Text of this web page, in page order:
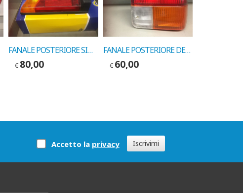
FANALE POSTERIORE SINISTRO ALFA SPRINT RESTYLING COD. MARELLI LPS488
€ 80,00
FANALE POSTERIORE DESTRO ALFASUD PRIMA SERIE COD. LEART 17600000
€ 60,00
Accetto la privacy Iscrivimi